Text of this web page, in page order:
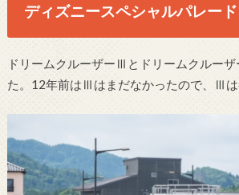
ディズニースペシャルパレード
ドリームクルーザーⅢとドリームクルー
た。12年前はⅢはまだなかったので、Ⅲは